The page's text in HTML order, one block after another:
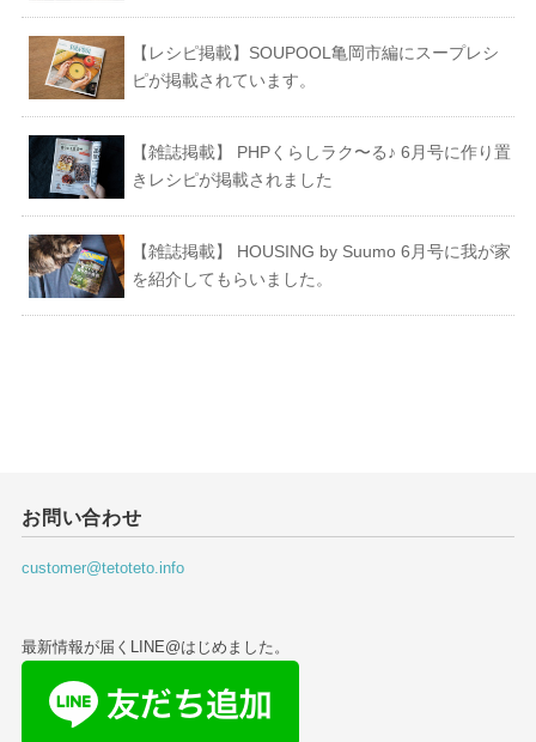
【レシピ掲載】SOUPOOL亀岡市編にスープレシ
ピが掲載されています。
【雑誌掲載】 PHPくらしラク〜る♪ 6月号に作り置
きレシピが掲載されました
【雑誌掲載】 HOUSING by Suumo 6月号に我が家
を紹介してもらいました。
お問い合わせ
customer@tetoteto.info
最新情報が届くLINE@はじめました。